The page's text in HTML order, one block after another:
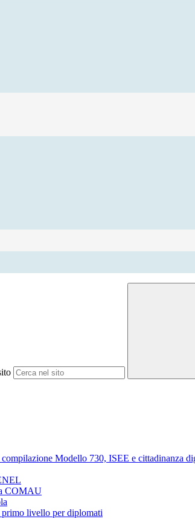
Modello 730, ISEE e cittadinanza
COMAU
livello per diplomati